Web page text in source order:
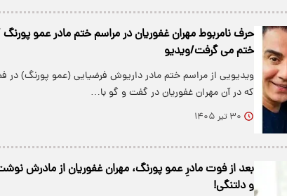
حرف نامربوط مهران غفوریان در مراسم ختم مادر عمو پورنگ
ختم می گرفت/ویدیو
ویدیویی از مراسم ختم مادر داریوش فرضیایی (عمو پورنگ) در
که در آن مهران غفوریان در گفت و گو با…
۳۰ تیر ۱۴۰۵
بعد از فوت مادرِ عمو پورنگ، مهران غفوریان از مادرش
و دلتنگی!